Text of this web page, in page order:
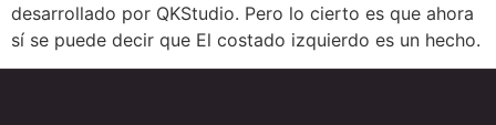
desarrollado por QKStudio. Pero lo cierto es que ahora
sí se puede decir que El costado izquierdo es un hecho.